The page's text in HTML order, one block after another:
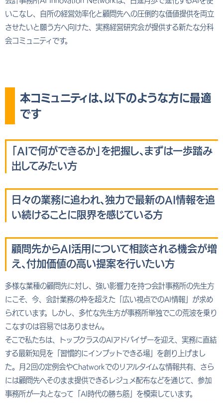
いこなし、自所の経営効率化と顧問先への圧倒的な価値提供を両立
させたいと願う方へ向けた、実務経営研究会が提供する新たな分科
会コミュニティです。
本コミュニティは、以下のような方に最適
です
「AIで何ができるか」を把握し、まずは一歩踏み
出してみたい方
日々の業務に追われ、独力で最新のAI情報を追
い続けることに限界を感じている方
顧問先からAI活用について相談される機会が増
え、付加価値の高い提案を行いたい方
多様な業種の顧問先に対し、強い影響力を持つ会計事務所の先生方
にこそ、今、会計業務の枠を超えた「広い視点でのAI情報」が求め
られています。しかし、多忙な先生方が事務所単独でこの荒波を乗り
こなすのは容易ではありません。
そこで私たちは、トップクラスのAIアドバイザーを迎え、実務に直結
する最新知見を「習慣的にインプットできる場」を創り上げまし
た。月2回の定例会やChatworkでのリアルタイムな情報共有、さら
には顧問先へそのまま提供できるレジュメ配布などを通じて、参加
事務所が一丸となって「AI時代の勝ち筋」を模索しています。